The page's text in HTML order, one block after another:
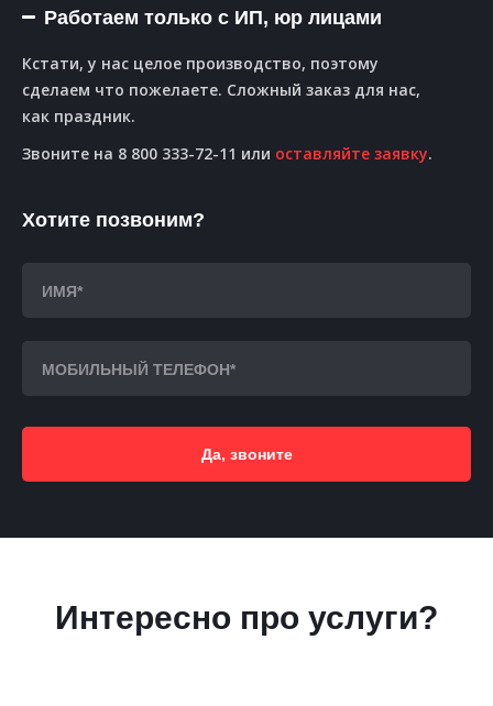
Работаем только с ИП, юр лицами
Кстати, у нас целое производство, поэтому
сделаем что пожелаете. Сложный заказ для нас,
как праздник.
Звоните на 8 800 333-72-11 или оставляйте заявку.
Хотите позвоним?
Да, звоните
Интересно про услуги?